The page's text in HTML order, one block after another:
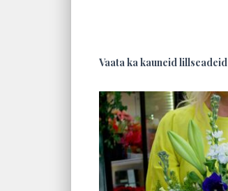
Vaata ka kauneid lillseadeid